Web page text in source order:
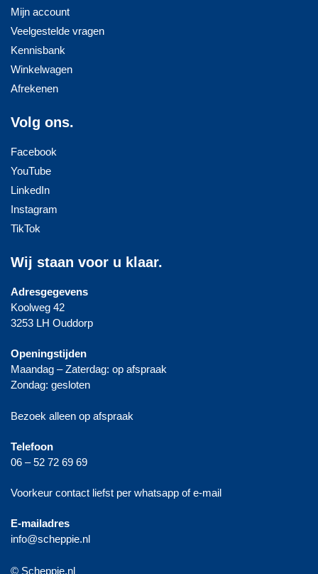
Mijn account
Veelgestelde vragen
Kennisbank
Winkelwagen
Afrekenen
Volg ons.
Facebook
YouTube
LinkedIn
Instagram
TikTok
Wij staan voor u klaar.
Adresgegevens
Koolweg 42
3253 LH Ouddorp
Openingstijden
Maandag – Zaterdag: op afspraak
Zondag: gesloten
Bezoek alleen op afspraak
Telefoon
06 – 52 72 69 69
Voorkeur contact liefst per whatsapp of e-mail
E-mailadres
info@scheppie.nl
© Scheppie.nl